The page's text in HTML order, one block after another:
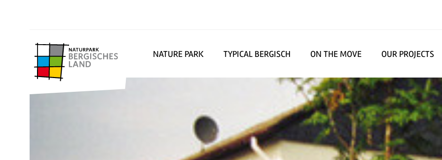
NATURE PARK TYPICAL BERGISCH ON THE MOVE OUR PROJECTS